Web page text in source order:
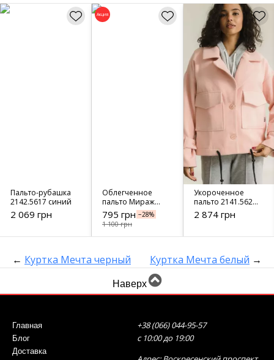
Пальто-рубашка
2142.5617 синий
2 069 грн
Акция
Облегченное
пальто Мираж
серый
795 грн
1 100 грн
−28%
Укороченное
пальто 2141.5629
розовое
2 874 грн
← Куртка Мечта черный Куртка Мечта белый →
Наверх
Главная
Блог
Доставка
+38 (066) 044-95-57
с 10:00 до 19:00